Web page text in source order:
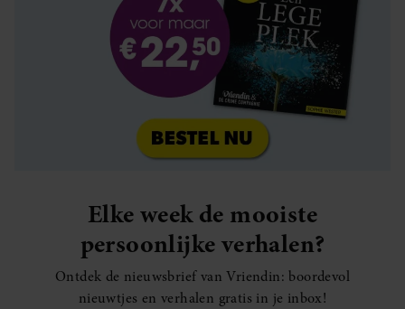
Elke week de mooiste
persoonlijke verhalen?
Ontdek de nieuwsbrief van Vriendin: boordevol
nieuwtjes en verhalen gratis in je inbox!